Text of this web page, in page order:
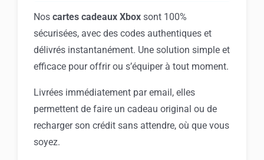
Noscartes cadeaux Xbox sont 100%
sécurisées, avec des codes authentiques et
délivrés instantanément. Une solution simple et
efficace pour offrir ou s’équiper à tout moment.
Livrées immédiatement par email, elles
permettent de faire un cadeau original ou de
recharger son crédit sans attendre, où que vous
soyez.